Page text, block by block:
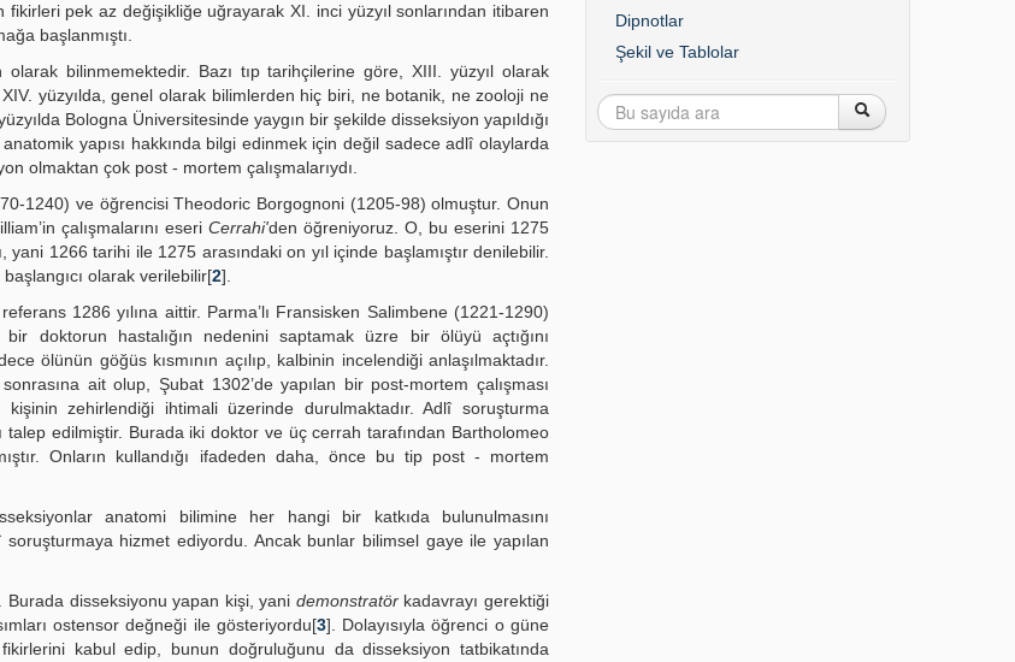
pek az değişikliğe uğrayarak XI. inci yüzyıl sonlarından itibaren
başlanmıştı.
bilinmemektedir. Bazı tıp tarihçilerine göre, XIII. yüzyıl olarak
yüzyılda, genel olarak bilimlerden hiç biri, ne botanik, ne zooloji ne
Bologna Üniversitesinde yaygın bir şekilde disseksiyon yapıldığı
yapısı hakkında bilgi edinmek için değil sadece adlî olaylarda
olmaktan çok post - mortem çalışmalarıydı.
1240) ve öğrencisi Theodoric Borgognoni (1205-98) olmuştur. Onun
çalışmalarını eseri Cerrahi'den öğreniyoruz. O, bu eserini 1275
yani 1266 tarihi ile 1275 arasındaki on yıl içinde başlamıştır denilebilir.
olarak verilebilir[2].
1286 yılına aittir. Parma’lı Fransisken Salimbene (1221-1290)
doktorun hastalığın nedenini saptamak üzre bir ölüyü açtığını
ölünün göğüs kısmının açılıp, kalbinin incelendiği anlaşılmaktadır.
ait olup, Şubat 1302’de yapılan bir post-mortem çalışması
zehirlendiği ihtimali üzerinde durulmaktadır. Adlî soruşturma
talep edilmiştir. Burada iki doktor ve üç cerrah tarafından Bartholomeo
Onların kullandığı ifadeden daha, önce bu tip post - mortem
anatomi bilimine her hangi bir katkıda bulunulmasını
hizmet ediyordu. Ancak bunlar bilimsel gaye ile yapılan
Burada disseksiyonu yapan kişi, yani demonstratörkadavrayı gerektiği
ostensor değneği ile gösteriyordu[3]. Dolayısıyla öğrenci o güne
kabul edip, bunun doğruluğunu da disseksiyon tatbikatında
Dipnotlar
Şekil ve Tablolar